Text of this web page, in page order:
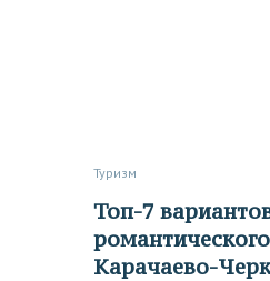
Туризм
Топ-7 вариантов для
Карачаево-